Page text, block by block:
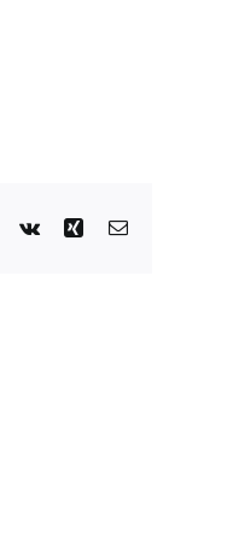
Pinterest
Vk Xing Email